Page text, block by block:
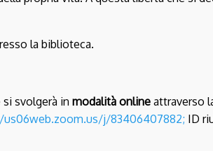
la biblioteca.
si svolgerà in modalità online attraverso
j/83406407882; ID